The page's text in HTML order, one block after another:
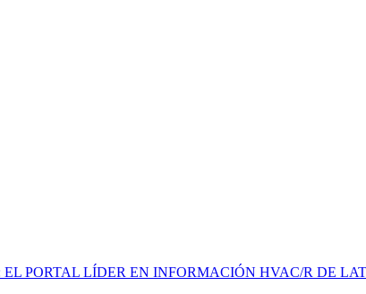
EL PORTAL LÍDER EN INFORMACIÓN HVAC/R DE